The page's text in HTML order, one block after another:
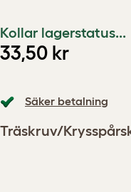
Kollar lagerstatus...
33,50 kr
Säker betalning
Träskruv/